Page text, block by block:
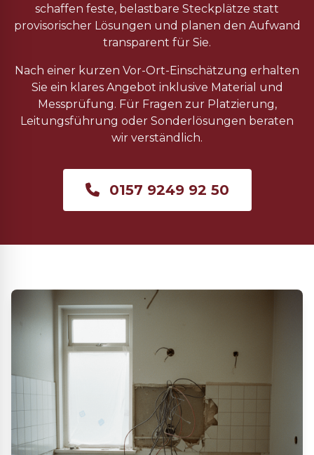
schaffen feste, belastbare Steckplätze statt
provisorischer Lösungen und planen den Aufwand
transparent für Sie.
Nach einer kurzen Vor-Ort-Einschätzung erhalten
Sie ein klares Angebot inklusive Material und
Messprüfung. Für Fragen zur Platzierung,
Leitungsführung oder Sonderlösungen beraten
wir verständlich.
0157 9249 92 50